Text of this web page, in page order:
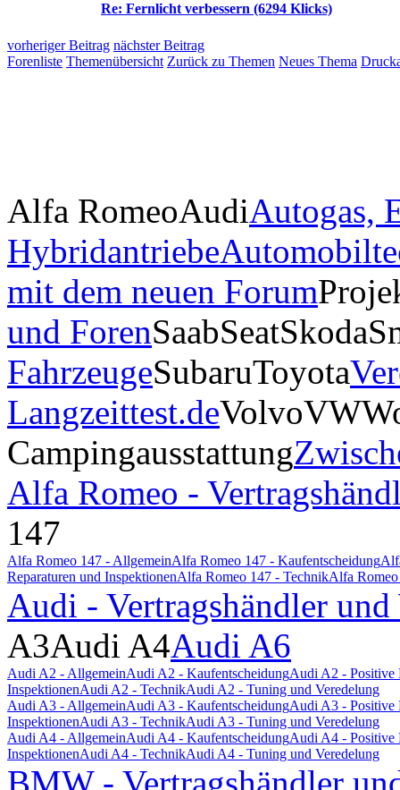
Re: Fernlicht verbessern (6294 Klicks)
vorheriger Beitrag nächster Beitrag
Forenliste Themenübersicht Zurück zu Themen Neues Thema
Alfa RomeoAudiAutogas,
Hybridantriebe
mit dem neuen Forum
und ForenSaabSeatSkoda
FahrzeugeSubaruToyota
Langzeittest.deVolvoVW
Campingausstattung
Alfa Romeo -
147
Alfa Romeo 147 - AllgemeinAlfa Romeo 147 - Kaufentscheidung
Reparaturen und InspektionenAlfa Romeo 147 - TechnikAlfa
Audi - Vertragshändler und
A3Audi A4Audi A6
Audi A2 - AllgemeinAudi A2 - KaufentscheidungAudi A2 - Positive
InspektionenAudi A2 - TechnikAudi A2 - Tuning und Veredelung
Audi A3 - AllgemeinAudi A3 - KaufentscheidungAudi A3 - Positive
InspektionenAudi A3 - TechnikAudi A3 - Tuning und Veredelung
Audi A4 - AllgemeinAudi A4 - KaufentscheidungAudi A4 - Positive
InspektionenAudi A4 - TechnikAudi A4 - Tuning und Veredelung
BMW - Vertragshändler